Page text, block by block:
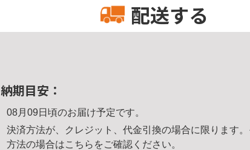
配送する
納期目安：
08月09日頃のお届け予定です。
決済方法が、クレジット、代金引換の場合に限ります
方法の場合はこちら をご確認ください。